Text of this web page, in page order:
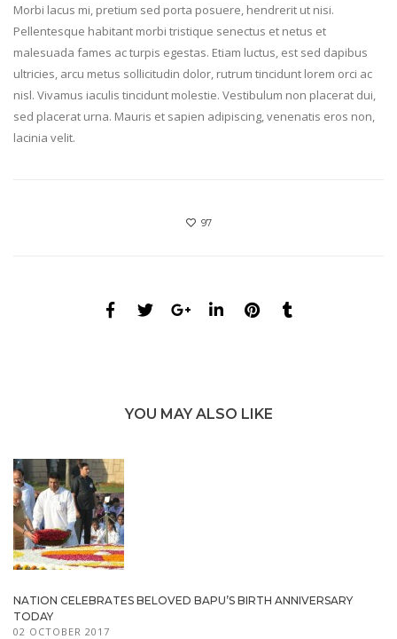
Morbi lacus mi, pretium sed porta posuere, hendrerit ut nisi.
Pellentesque habitant morbi tristique senectus et netus et
malesuada fames ac turpis egestas. Etiam luctus, est sed dapibus
ultricies, arcu metus sollicitudin dolor, rutrum tincidunt lorem orci ac
nisl. Vivamus iaculis tincidunt molestie. Vestibulum non placerat dui,
sed placerat urna. Mauris et sapien adipiscing, venenatis eros non,
lacinia velit.
97
YOU MAY ALSO LIKE
NATION CELEBRATES BELOVED BAPU’S BIRTH ANNIVERSARY
TODAY
02 OCTOBER 2017